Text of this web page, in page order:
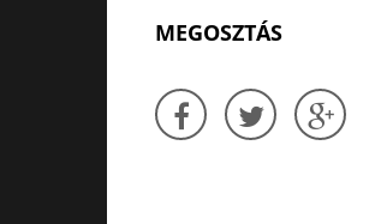
MEGOSZTÁS